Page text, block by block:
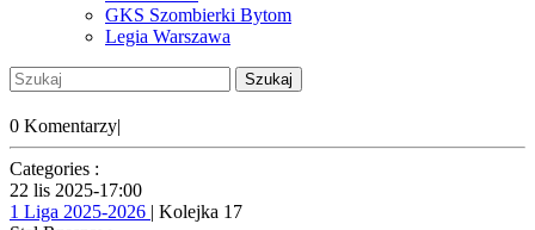
GKS Szombierki Bytom
Legia Warszawa
Close
Menu
Szukaj:
Account
0 Komentarzy|
Categories :
22 lis 2025-17:00
1 Liga 2025-2026 | Kolejka 17